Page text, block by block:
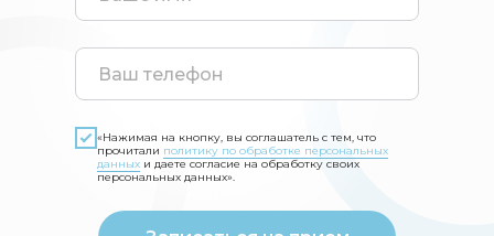
«Нажимая на кнопку, вы соглашатель с тем, что
прочитали политику по обработке персональных
данных и даете согласие на обработку своих
персональных данных».